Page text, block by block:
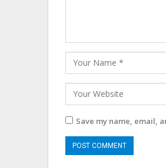
Save my name, email,